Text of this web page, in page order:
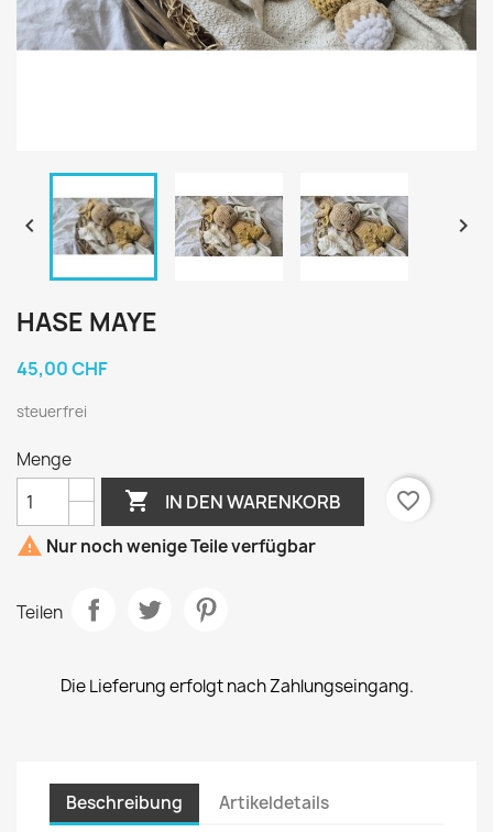
 
HASE MAYE
45,00 CHF
steuerfrei
Menge
 IN DEN WARENKORB
favorite_border
 Nur noch wenige Teile verfügbar
Teilen
Die Lieferung erfolgt nach Zahlungseingang.
Beschreibung Artikeldetails